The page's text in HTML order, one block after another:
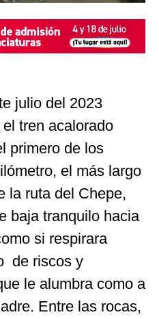
julio del 2023
tren acalorado
primero de los
el más largo
la ruta del Chepe,
baja tranquilo hacia
si respirara
de riscos y
le alumbra como a
Entre las rocas,